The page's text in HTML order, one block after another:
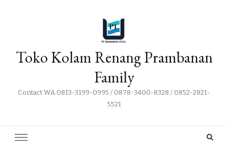
Toko Kolam Renang Prambanan
Family
Contact WA 0813-3199-0995 / 0878-3400-8328 / 0852-2821-
5521